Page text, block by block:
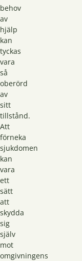
behov
av
hjälp
kan
tyckas
vara
så
oberörd
av
sitt
tillstånd.
Att
förneka
sjukdomen
kan
vara
ett
sätt
att
skydda
sig
själv
mot
omgivningens